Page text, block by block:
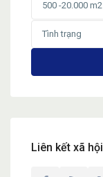
Tình trạng
Liên kết xã hội